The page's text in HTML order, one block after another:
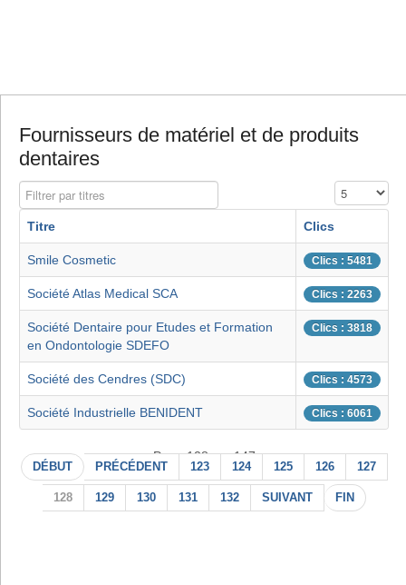
Fournisseurs de matériel et de produits
dentaires
Filtrer par titres Affichage #
Titre Clics
Smile Cosmetic Clics : 5481
Société Atlas Medical SCA Clics : 2263
Société Dentaire pour Etudes et Formation
en Ondontologie SDEFO
Clics : 3818
Société des Cendres (SDC) Clics : 4573
Société Industrielle BENIDENT Clics : 6061
Page 128 sur 147
DÉBUT PRÉCÉDENT 123 124 125 126 127
128 129 130 131 132 SUIVANT FIN